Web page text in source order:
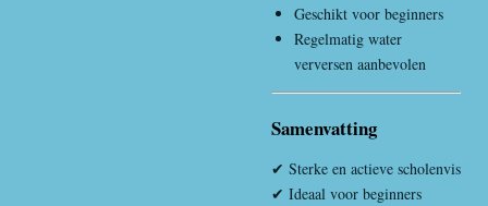
Geschikt voor beginners
Regelmatig water
verversen aanbevolen
Samenvatting
✔ Sterke en actieve scholenvis
✔ Ideaal voor beginners